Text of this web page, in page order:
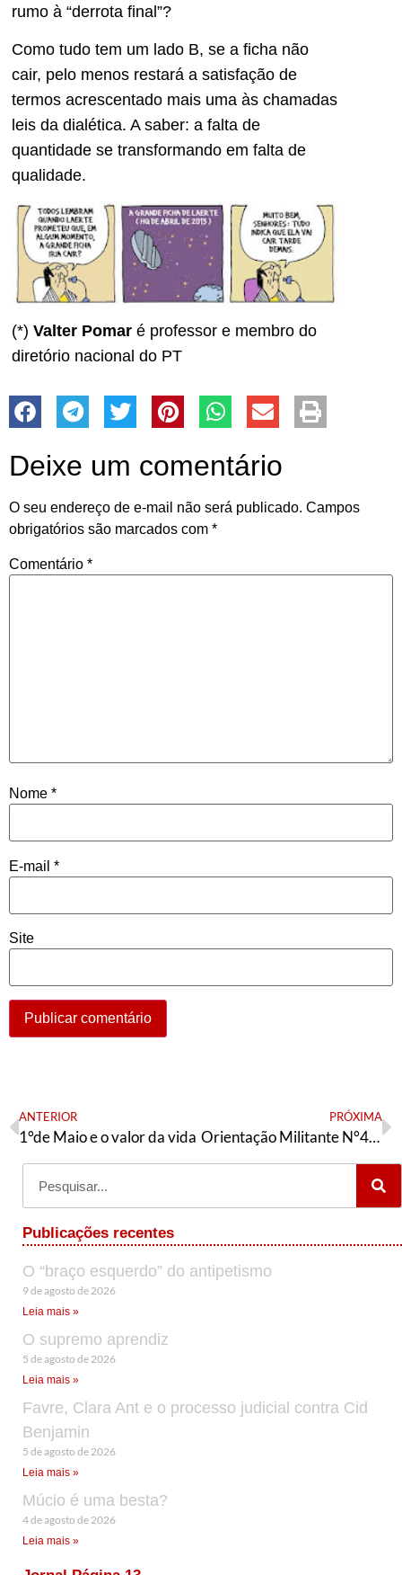
rumo à “derrota final”?
Como tudo tem um lado B, se a ficha não
cair, pelo menos restará a satisfação de
termos acrescentado mais uma às chamadas
leis da dialética. A saber: a falta de
quantidade se transformando em falta de
qualidade.
(*) Valter Pomar é professor e membro do
diretório nacional do PT
Deixe um comentário
O seu endereço de e-mail não será publicado. Campos
obrigatórios são marcados com *
Comentário *
Nome *
E-mail *
Site
ANTERIOR
1°de Maio e o valor da vida
PRÓXIMA
Orientação Militante N°421 (03 de maio de 2024)
Publicações recentes
O “braço esquerdo” do antipetismo
9 de agosto de 2026
Leia mais »
O supremo aprendiz
5 de agosto de 2026
Leia mais »
Favre, Clara Ant e o processo judicial contra Cid
Benjamin
5 de agosto de 2026
Leia mais »
Múcio é uma besta?
4 de agosto de 2026
Leia mais »